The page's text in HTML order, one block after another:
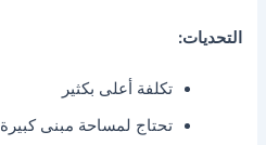
التحديات:
تكلفة أعلى بكثير
تحتاج لمساحة مبنى كبيرة